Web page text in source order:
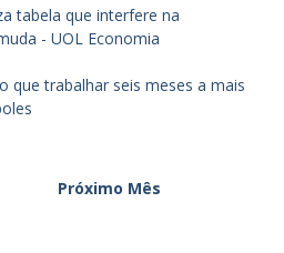
tabela que interfere na
- UOL Economia
que trabalhar seis meses a mais
Próximo Mês